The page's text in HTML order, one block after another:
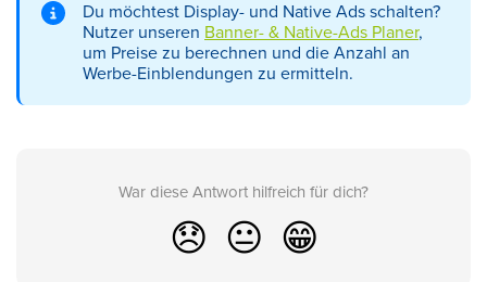
Du möchtest Display- und Native Ads schalten?
Nutzer unseren Banner- & Native-Ads Planer,
um Preise zu berechnen und die Anzahl an
Werbe-Einblendungen zu ermitteln.
War diese Antwort hilfreich für dich?
😞 😐 😁